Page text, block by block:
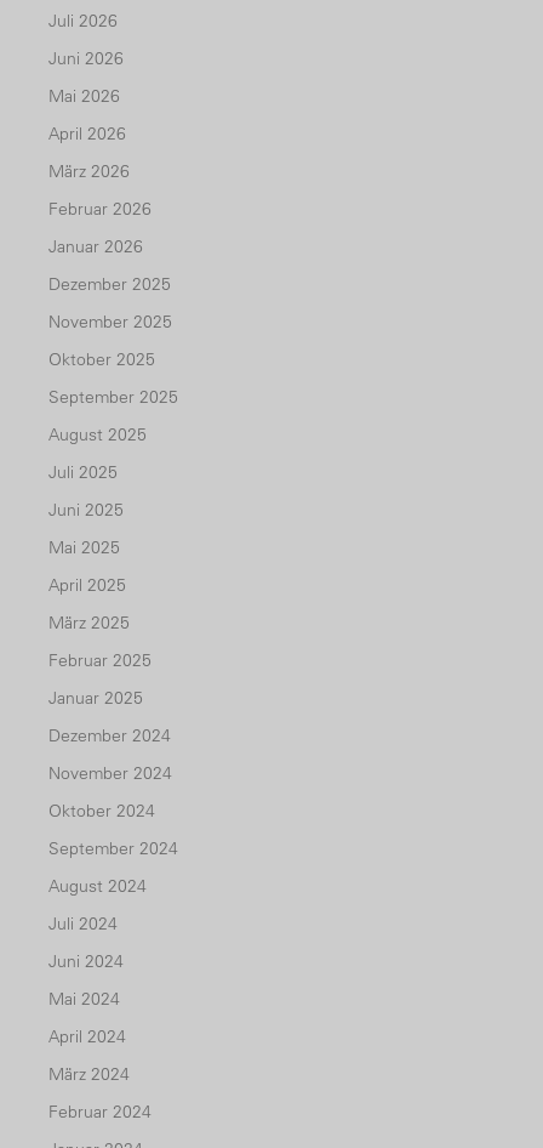
Juli 2026
Juni 2026
Mai 2026
April 2026
März 2026
Februar 2026
Januar 2026
Dezember 2025
November 2025
Oktober 2025
September 2025
August 2025
Juli 2025
Juni 2025
Mai 2025
April 2025
März 2025
Februar 2025
Januar 2025
Dezember 2024
November 2024
Oktober 2024
September 2024
August 2024
Juli 2024
Juni 2024
Mai 2024
April 2024
März 2024
Februar 2024